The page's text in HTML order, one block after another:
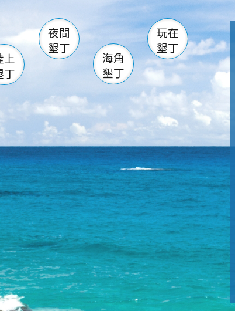
南仁湖
滿州 佳樂水
森林遊樂區
墾管處遊客中心
社頂公園 風吹沙
船帆石 龍磐公園
香蕉灣 龍坑
鵝鑾鼻
上
丁
夜間
墾丁
海角
墾丁
玩在
墾丁